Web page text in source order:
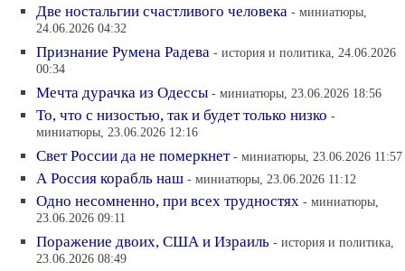
Две ностальгии счастливого человека - миниатюры,
24.06.2026 04:32
Признание Румена Радева - история и политика, 24.06.2026
00:34
Мечта дурачка из Одессы - миниатюры, 23.06.2026 18:56
То, что с низостью, так и будет только низко -
миниатюры, 23.06.2026 12:16
Свет России да не померкнет - миниатюры, 23.06.2026 11:57
А Россия корабль наш - миниатюры, 23.06.2026 11:12
Одно несомненно, при всех трудностях - миниатюры,
23.06.2026 09:11
Поражение двоих, США и Израиль - история и политика,
23.06.2026 08:49